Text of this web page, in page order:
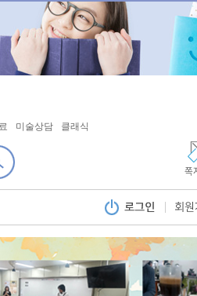
미술상담 클래식